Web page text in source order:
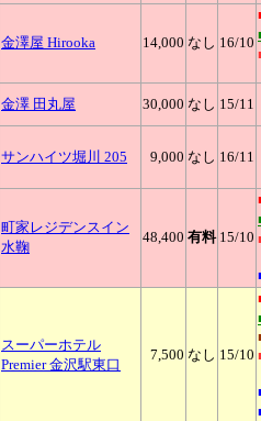
金澤屋 Hirooka 14,000 なし 16/10
金澤 田丸屋 30,000 なし 15/11
サンハイツ堀川 205 9,000 なし 16/11
町家レジデンスイン
水鞠
48,400 有料 15/10
スーパーホテル
Premier 金沢駅東口
7,500 なし 15/10